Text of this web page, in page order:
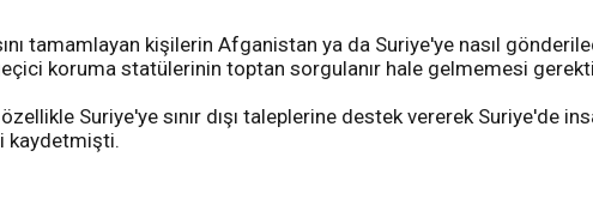
tamamlayan kişilerin Afganistan ya da Suriye'ye nasıl
koruma statülerinin toptan sorgulanır hale gelmemesi
Suriye'ye sınır dışı taleplerine destek vererek Suriye'de
kaydetmişti.